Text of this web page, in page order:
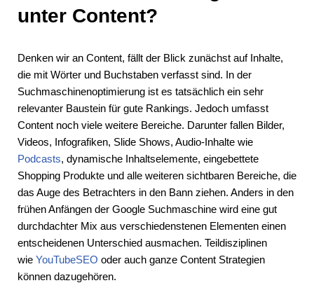
unter Content?
Denken wir an Content, fällt der Blick zunächst auf Inhalte,
die mit Wörter und Buchstaben verfasst sind. In der
Suchmaschinenoptimierung ist es tatsächlich ein sehr
relevanter Baustein für gute Rankings. Jedoch umfasst
Content noch viele weitere Bereiche. Darunter fallen Bilder,
Videos, Infografiken, Slide Shows, Audio-Inhalte wie
Podcasts, dynamische Inhaltselemente, eingebettete
Shopping Produkte und alle weiteren sichtbaren Bereiche, die
das Auge des Betrachters in den Bann ziehen. Anders in den
frühen Anfängen der Google Suchmaschine wird eine gut
durchdachter Mix aus verschiedenstenen Elementen einen
entscheidenen Unterschied ausmachen. Teildisziplinen
wie YouTubeSEO oder auch ganze Content Strategien
können dazugehören.